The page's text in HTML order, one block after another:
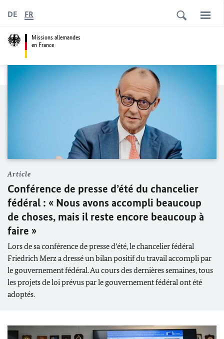
Missions allemandes
en France
DE FR
Article
Conférence de presse d’été du chancelier
fédéral : « Nous avons accompli beaucoup
de choses, mais il reste encore beaucoup à
faire »
Lors de sa conférence de presse d’été, le chancelier fédéral
Friedrich Merza dressé un bilan positif du travail accompli par
le gouvernement fédéral. Au cours des dernières semaines, tous
les projets de loi prévus par le gouvernement fédéral ont été
adoptés.